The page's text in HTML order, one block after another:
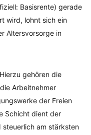
Basisrente) gerade
wird, lohnt sich ein
Altersvorsorge in
Hierzu gehören die
Arbeitnehmer
der Freien
Schicht dient der
am stärksten